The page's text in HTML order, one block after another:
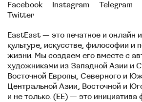
Facebook
Instagram Telegram
Twitter
EastEast — это печатное и онлайн
культуре, искусстве, философии и
жизни. Мы создаем его вместе с
художниками из Западной Азии и
Восточной Европы, Северного и
Центральной Азии, Восточной и
и не только. (EE) — это инициатива